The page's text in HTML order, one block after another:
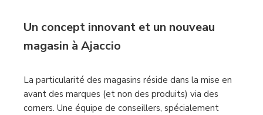
Un concept innovant et un nouveau
magasin à Ajaccio
La particularité des magasins réside dans la mise en
avant des marques (et non des produits) via des
corners. Une équipe de conseillers, spécialement